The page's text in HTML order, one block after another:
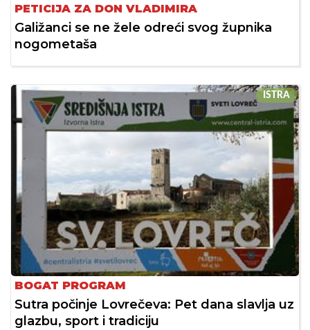
PETICIJA ZA DON VLADIMIRA
Galižanci se ne žele odreći svog župnika
nogometaša
ISTRA
BOGAT PROGRAM
Sutra počinje Lovrečeva: Pet dana slavlja uz
glazbu, sport i tradiciju